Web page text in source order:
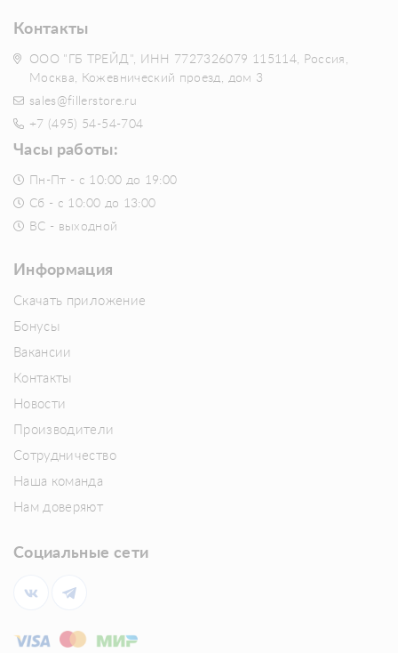
Контакты
ООО "ГБ ТРЕЙД", ИНН 7727326079 115114, Россия,
Москва, Кожевнический проезд, дом 3
sales@fillerstore.ru
+7 (495) 54-54-704
Часы работы:
Пн-Пт - с 10:00 до 19:00
Сб - с 10:00 до 13:00
ВС - выходной
Информация
Скачать приложение
Бонусы
Вакансии
Контакты
Новости
Производители
Сотрудничество
Наша команда
Нам доверяют
Социальные сети